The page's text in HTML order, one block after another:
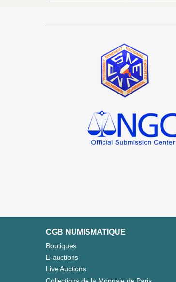
CGB NUMISMATIQUE
Boutiques
E-auctions
Live Auctions